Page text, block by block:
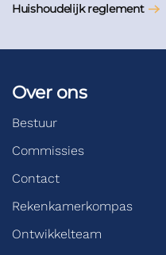
Huishoudelijk reglement
Over ons
Bestuur
Commissies
Contact
Rekenkamerkompas
Ontwikkelteam